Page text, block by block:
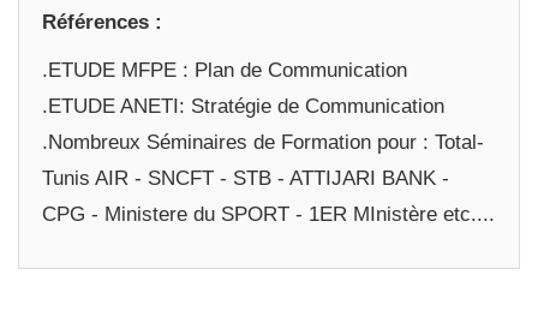
Références :
.ETUDE MFPE : Plan de Communication
.ETUDE ANETI: Stratégie de Communication
.Nombreux Séminaires de Formation pour : Total-
Tunis AIR - SNCFT - STB - ATTIJARI BANK -
CPG - Ministere du SPORT - 1ER MInistère etc....